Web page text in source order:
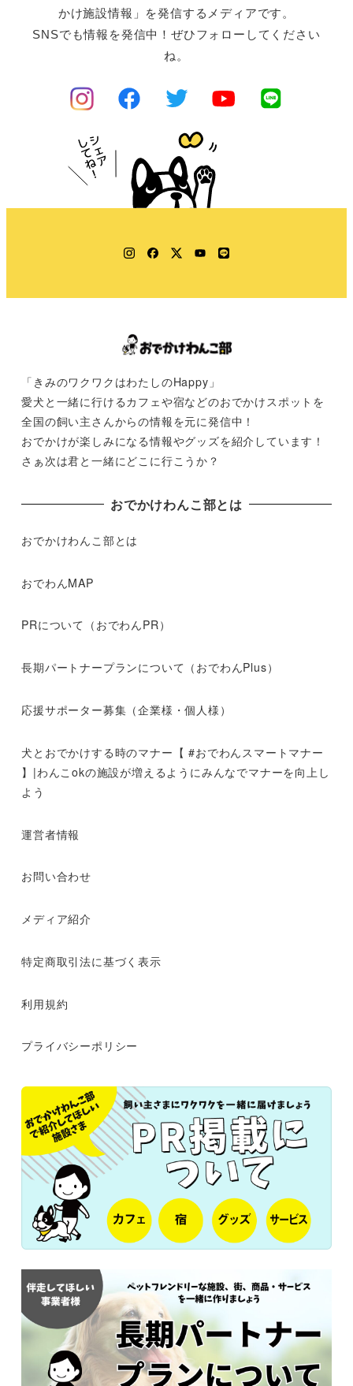
かけ施設情報」を発信するメディアです。
SNSでも情報を発信中！ぜひフォローしてください
ね。
Instagram
Facebook
TwitterYouTube
LINE
「きみのワクワクはわたしのHappy」
愛犬と一緒に行けるカフェや宿などのおでかけスポットを
全国の飼い主さんからの情報を元に発信中！
おでかけが楽しみになる情報やグッズを紹介しています！
さぁ次は君と一緒にどこに行こうか？
おでかけわんこ部とは
おでかけわんこ部とは
おでわんMAP
PRについて（おでわんPR）
長期パートナープランについて（おでわんPlus）
応援サポーター募集（企業様・個人様）
犬とおでかけする時のマナー【 #おでわんスマートマナー
】|わんこokの施設が増えるようにみんなでマナーを向上し
よう
運営者情報
お問い合わせ
メディア紹介
特定商取引法に基づく表示
利用規約
プライバシーポリシー